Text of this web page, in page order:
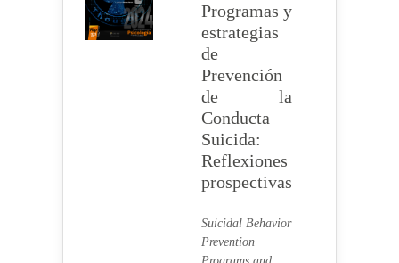
Programas y
estrategias
de
Prevención
de la
Conducta
Suicida:
Reflexiones
prospectivas
Suicidal Behavior
Prevention